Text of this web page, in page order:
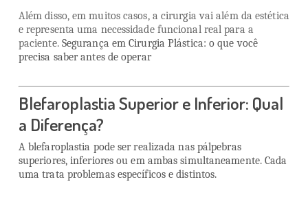
Além disso, em muitos casos, a cirurgia vai além da estética
e representa uma necessidade funcional real para a
paciente. Segurança em Cirurgia Plástica: o que você
precisa saber antes de operar
Blefaroplastia Superior e Inferior: Qual
a Diferença?
A blefaroplastia pode ser realizada nas pálpebras
superiores, inferiores ou em ambas simultaneamente. Cada
uma trata problemas específicos e distintos.